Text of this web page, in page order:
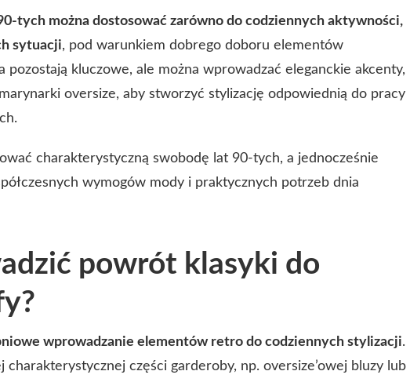
tych można dostosować zarówno do codziennych aktywności,
sytuacji, pod warunkiem dobrego doboru elementów
pozostają kluczowe, ale można wprowadzać eleganckie akcenty,
oversize, aby stworzyć stylizację odpowiednią do pracy
charakterystyczną swobodę lat 90-tych, a jednocześnie
wymogów mody i praktycznych potrzeb dnia
powrót klasyki do
wprowadzanie elementów retro do codziennych stylizacji.
charakterystycznej części garderoby, np. oversize’owej bluzy lub